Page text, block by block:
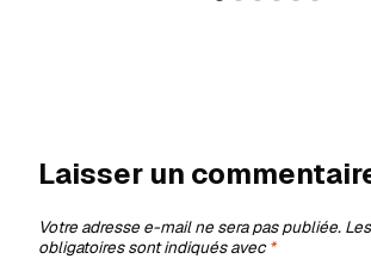
Laisser un
Votre adresse e-mail ne sera pas publiée.
obligatoires sont indiqués avec*